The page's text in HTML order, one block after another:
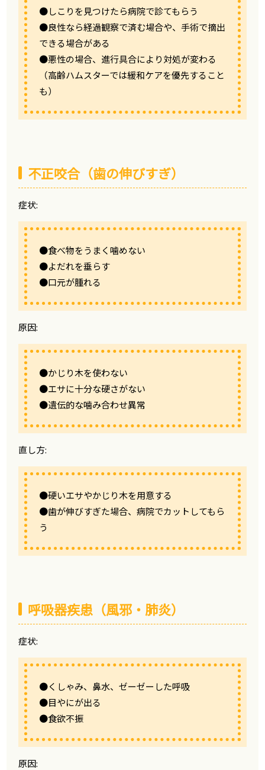
●しこりを見つけたら病院で診てもらう
●良性なら経過観察で済む場合や、手術で摘出
できる場合がある
●悪性の場合、進行具合により対処が変わる
（高齢ハムスターでは緩和ケアを優先すること
も）
不正咬合（歯の伸びすぎ）
症状:
●食べ物をうまく噛めない
●よだれを垂らす
●口元が腫れる
原因:
●かじり木を使わない
●エサに十分な硬さがない
●遺伝的な噛み合わせ異常
直し方:
●硬いエサやかじり木を用意する
●歯が伸びすぎた場合、病院でカットしてもら
う
呼吸器疾患（風邪・肺炎）
症状:
●くしゃみ、鼻水、ゼーゼーした呼吸
●目やにが出る
●食欲不振
原因: